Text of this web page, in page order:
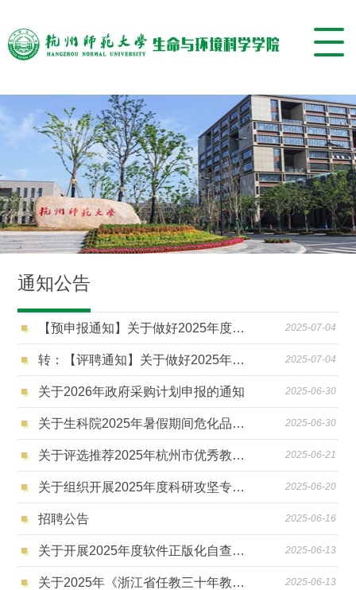
通知公告
【预申报通知】关于做好2025年度专业技术职务评聘预申报工作的通知 2025-07-04
转：【评聘通知】关于做好2025年度专业技术职务评聘工作的通知 2025-07-04
关于2026年政府采购计划申报的通知 2025-06-30
关于生科院2025年暑假期间危化品管理的通知 2025-06-30
关于评选推荐2025年杭州市优秀教师和优秀教育工作者的通知 2025-06-21
关于组织开展2025年度科研攻坚专项申报的通知 2025-06-20
招聘公告 2025-06-16
关于开展2025年度软件正版化自查自纠工作的通知 2025-06-13
关于2025年《浙江省任教三十年教师荣誉证书》 在线申请并发放电子证书的通知 2025-06-13